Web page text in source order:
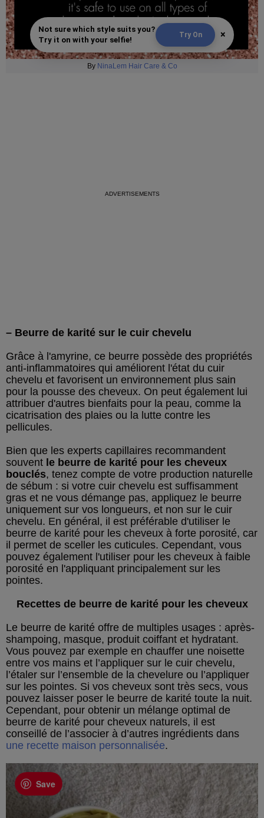
Not sure which style suits you?
Try it on with your selfie!
Try On ×
By NinaLem Hair Care & Co
– Beurre de karité sur le cuir chevelu
Grâce à l'amyrine, ce beurre possède des propriétés
anti-inflammatoires qui améliorent l'état du cuir
chevelu et favorisent un environnement plus sain
pour la pousse des cheveux. On peut également lui
attribuer d'autres bienfaits pour la peau, comme la
cicatrisation des plaies ou la lutte contre les
pellicules.
Bien que les experts capillaires recommandent
souvent le beurre de karité pour les cheveux
bouclés, tenez compte de votre production naturelle
de sébum : si votre cuir chevelu est suffisamment
gras et ne vous démange pas, appliquez le beurre
uniquement sur vos longueurs, et non sur le cuir
chevelu. En général, il est préférable d'utiliser le
beurre de karité pour les cheveux à forte porosité, car
il permet de sceller les cuticules. Cependant, vous
pouvez également l'utiliser pour les cheveux à faible
porosité en l'appliquant principalement sur les
pointes.
Recettes de beurre de karité pour les cheveux
Le beurre de karité offre de multiples usages : après-
shampoing, masque, produit coiffant et hydratant.
Vous pouvez par exemple en chauffer une noisette
entre vos mains et l’appliquer sur le cuir chevelu,
l’étaler sur l’ensemble de la chevelure ou l’appliquer
sur les pointes. Si vos cheveux sont très secs, vous
pouvez laisser poser le beurre de karité toute la nuit.
Cependant, pour obtenir un mélange optimal de
beurre de karité pour cheveux naturels, il est
conseillé de l’associer à d’autres ingrédients dans
une recette maison personnalisée.
Save